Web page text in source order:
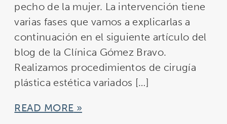
pecho de la mujer. La intervención tiene
varias fases que vamos a explicarlas a
continuación en el siguiente artículo del
blog de la Clínica Gómez Bravo.
Realizamos procedimientos de cirugía
plástica estética variados […]
READ MORE